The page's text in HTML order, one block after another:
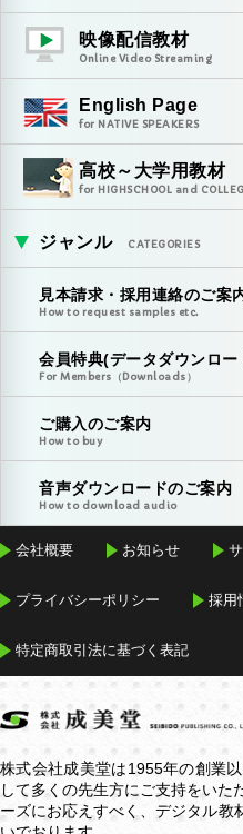
映像配信教材
Online Video Streaming
English Page
for NATIVE SPEAKERS
高校～大学用教材
for HIGHSCHOOL and
ジャンル CATEGORIES
見本請求・採用連絡のご案
How to request samples etc.
会員特典(データダウンロー
For Members（Downloads）
ご購入のご案内
How to buy
音声ダウンロードのご案内
How to download audio
会社概要 お知らせ
プライバシーポリシー 採用
特定商取引法に基づく表記
株式会社成美堂は1955年の創業
して多くの先生方にご支持をいた
ーズにお応えすべく、デジタル教